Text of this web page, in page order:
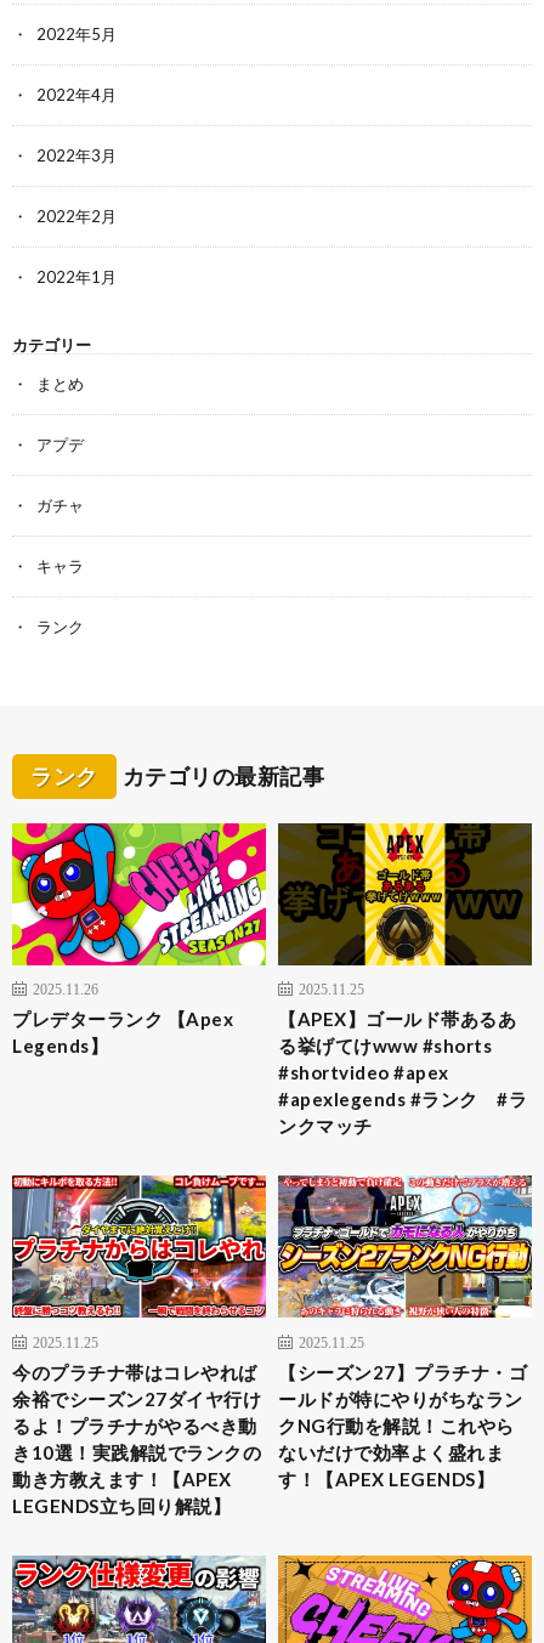
2022年5月
2022年4月
2022年3月
2022年2月
2022年1月
カテゴリー
まとめ
アプデ
ガチャ
キャラ
ランク
ランク カテゴリの最新記事
2025.11.26
プレデターランク 【Apex
Legends】
2025.11.25
【APEX】ゴールド帯あるあ
る挙げてけwww #shorts
#shortvideo #apex
#apexlegends #ランク #ラ
ンクマッチ
2025.11.25
今のプラチナ帯はコレやれば
余裕でシーズン27ダイヤ行け
るよ！プラチナがやるべき動
き10選！実践解説でランクの
動き方教えます！【APEX
LEGENDS立ち回り解説】
2025.11.25
【シーズン27】プラチナ・ゴ
ールドが特にやりがちなラン
クNG行動を解説！これやら
ないだけで効率よく盛れま
す！【APEX LEGENDS】